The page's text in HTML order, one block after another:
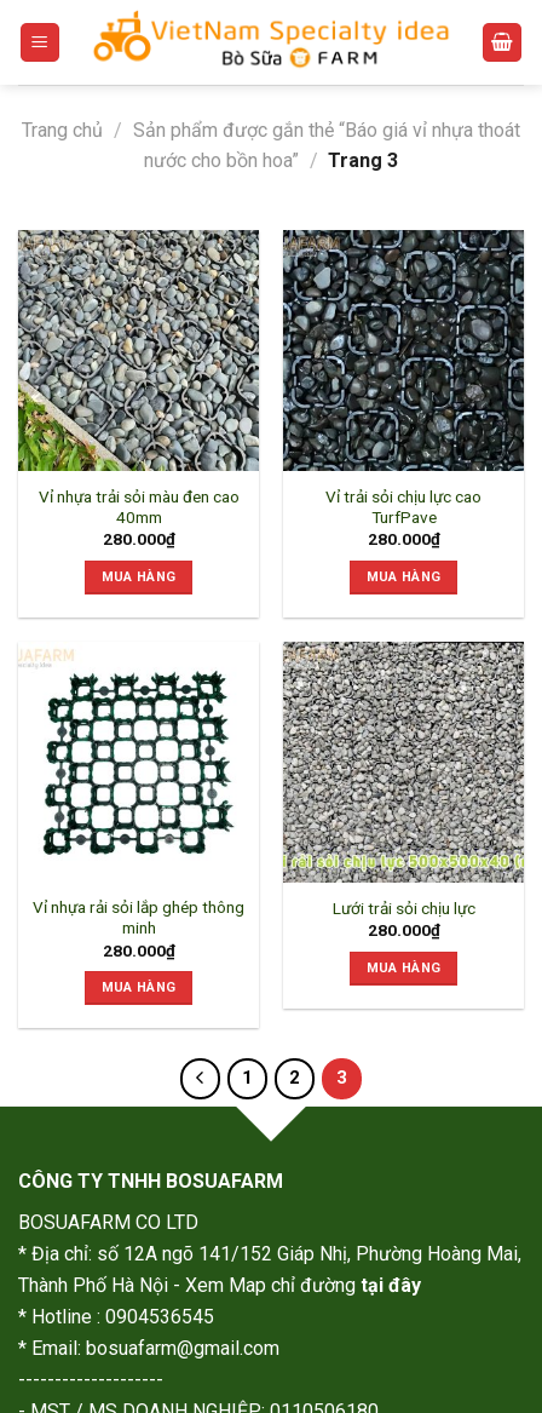
Trang chủ / Sản phẩm được gắn thẻ “Báo giá vỉ nhựa thoát
nước cho bồn hoa” / Trang 3
Vỉ nhựa trải sỏi màu đen cao
40mm
280.000₫
MUA HÀNG
Vỉ trải sỏi chịu lực cao
TurfPave
280.000₫
MUA HÀNG
Vỉ nhựa rải sỏi lắp ghép thông
minh
280.000₫
MUA HÀNG
Lưới trải sỏi chịu lực
280.000₫
MUA HÀNG
1 2 3
CÔNG TY TNHH BOSUAFARM
BOSUAFARM CO LTD
* Địa chỉ: số 12A ngõ 141/152 Giáp Nhị, Phường Hoàng Mai,
Thành Phố Hà Nội - Xem Map chỉ đường tại đây
* Hotline : 0904536545
* Email: bosuafarm@gmail.com
--------------------